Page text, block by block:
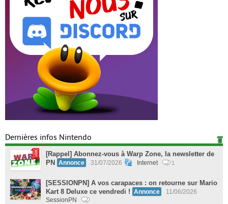
Dernières infos Nintendo
[Rappel] Abonnez-vous à Warp Zone, la newsletter de
PN
Annonce 31/07/2026 Internet 1
[SESSIONPN] A vos carapaces : on retourne sur Mario
Kart 8 Deluxe ce vendredi !
Annonce
11/06/2026
SessionPN